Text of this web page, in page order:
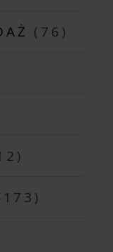
(76)